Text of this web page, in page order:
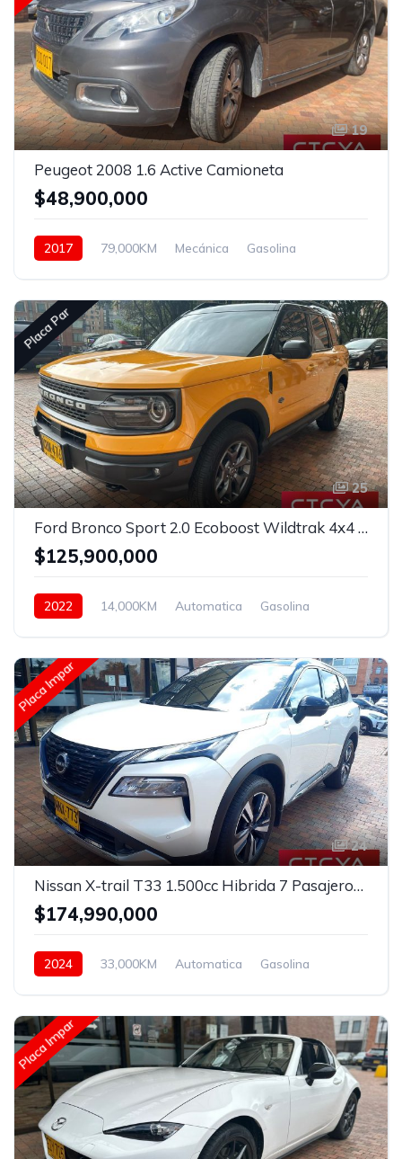
19
Peugeot 2008 1.6 Active Camioneta
$48,900,000
2017 79,000KM Mecánica
Gasolina
Placa Par
25
Ford Bronco Sport 2.0 Ecoboost Wildtrak 4x4 Automatico
$125,900,000
2022 14,000KM Automatica
Gasolina
Placa Impar
24
Nissan X-trail T33 1.500cc Hibrida 7 Pasajeros Automatica
$174,990,000
2024 33,000KM Automatica
Gasolina
Placa Impar